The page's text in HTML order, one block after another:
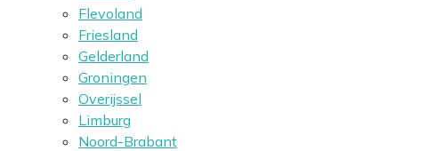
Flevoland
Friesland
Gelderland
Groningen
Overijssel
Limburg
Noord-Brabant